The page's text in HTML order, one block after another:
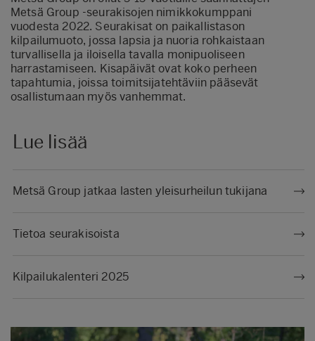
Metsä Group -seurakisojen nimikkokumppani
vuodesta 2022. Seurakisat on paikallistason
kilpailumuoto, jossa lapsia ja nuoria rohkaistaan
turvallisella ja iloisella tavalla monipuoliseen
harrastamiseen. Kisapäivät ovat koko perheen
tapahtumia, joissa toimitsijatehtäviin pääsevät
osallistumaan myös vanhemmat.
Lue lisää
Metsä Group jatkaa lasten yleisurheilun tukijana
Tietoa seurakisoista
Kilpailukalenteri 2025